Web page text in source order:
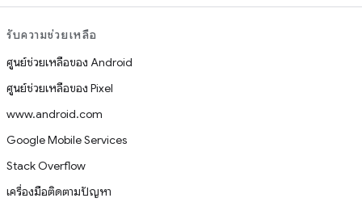
รับความช่วยเหลือ
ศูนย์ช่วยเหลือของ Android
ศูนย์ช่วยเหลือของ Pixel
www.android.com
Google Mobile Services
Stack Overflow
เครื่องมือติดตามปัญหา